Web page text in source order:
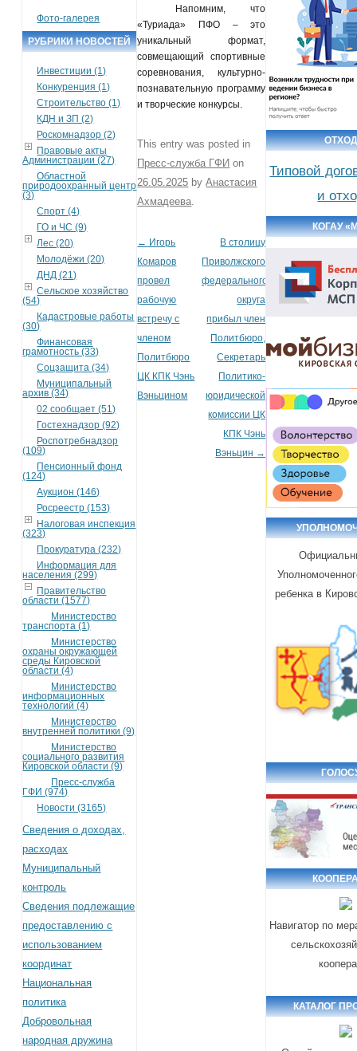
Фото-галерея
РУБРИКИ НОВОСТЕЙ
Инвестиции (1)
Конкуренция (1)
Строительство (1)
КДН и ЗП (2)
Роскомнадзор (2)
Правовые акты
Администрации (27)
Областной
природоохранный центр
(3)
Спорт (4)
ГО и ЧС (9)
Лес (20)
Молодёжи (20)
ДНД (21)
Сельское хозяйство
(54)
Кадастровые работы
(30)
Финансовая
грамотность (33)
Соцзащита (34)
Муниципальный
архив (34)
02 сообщает (51)
Гостехнадзор (92)
Роспотребнадзор
(109)
Пенсионный фонд
(124)
Аукцион (146)
Росреестр (153)
Налоговая инспекция
(323)
Прокуратура (232)
Информация для
населения (299)
Правительство
области (1577)
Министерство
транспорта (1)
Министерство
охраны окружающей
среды Кировской
области (4)
Министерство
информационных
технологий (4)
Министерство
внутренней политики (9)
Министерство
социального развития
Кировской области (9)
Пресс-служба
ГФИ (974)
Новости (3165)
Сведения о доходах,
расходах
Муниципальный
контроль
Сведения подлежащие
предоставлению с
использованием
координат
Национальная
политика
Добровольная
народная дружина
Напомним, что
«Туриада» ПФО – это
уникальный формат,
совмещающий спортивные
соревнования, культурно-
познавательную программу
и творческие конкурсы.
This entry was posted in
Пресс-служба ГФИ on
26.05.2025 byАнастасия
Ахмадеева
Post navigation
← Игорь
Комаров
провел
рабочую
встречу с
членом
Политбюро
ЦК КПК Чэнь
Вэньцином
В столицу
Приволжского
федерального
округа
прибыл член
Политбюро,
Секретарь
Политико-
юридической
комиссии ЦК
КПК Чэнь
Вэньцин →
Типовой
и
КОГАУ
ребенка в
Навигатор по
КАТАЛОГ